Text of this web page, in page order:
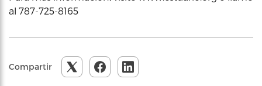
al 787-725-8165
Compartir